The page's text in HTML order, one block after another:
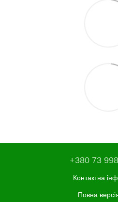
+380 73
Контактна
Повна